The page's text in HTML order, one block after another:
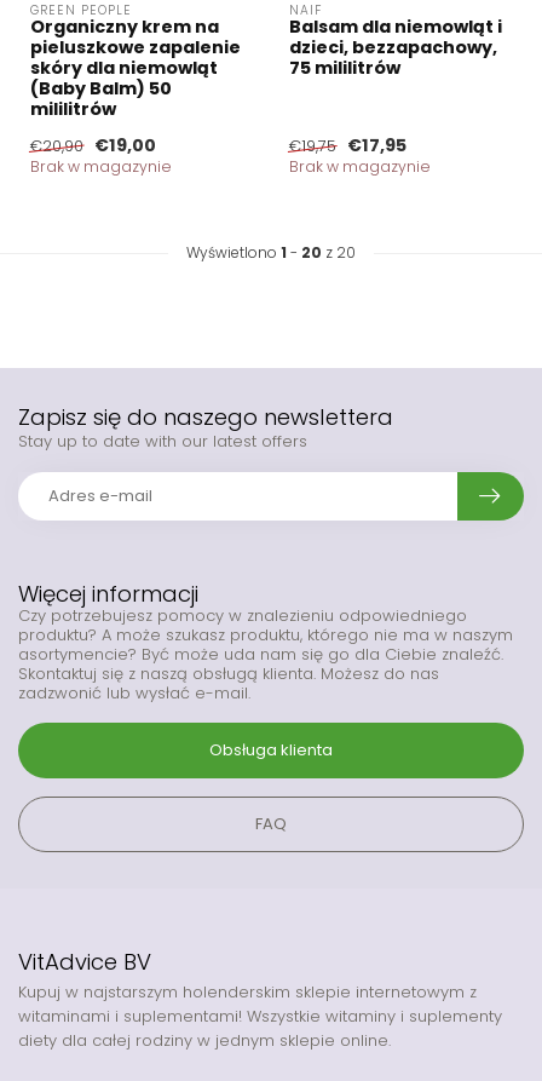
GREEN PEOPLE
Organiczny krem na
pieluszkowe zapalenie
skóry dla niemowląt
(Baby Balm) 50
mililitrów
€20,90 €19,00
Brak w magazynie
NAIF
Balsam dla niemowląt i
dzieci, bezzapachowy,
75 mililitrów
€19,75 €17,95
Brak w magazynie
Wyświetlono 1 - 20 z 20
Więcej informacji
Czy potrzebujesz pomocy w znalezieniu odpowiedniego
produktu? A może szukasz produktu, którego nie ma w naszym
asortymencie? Być może uda nam się go dla Ciebie znaleźć.
Skontaktuj się z naszą obsługą klienta. Możesz do nas
zadzwonić lub wysłać e-mail.
Obsługa klienta
FAQ
Zapisz się do naszego newslettera
Stay up to date with our latest offers
VitAdvice BV
Kupuj w najstarszym holenderskim sklepie internetowym z
witaminami i suplementami! Wszystkie witaminy i suplementy
diety dla całej rodziny w jednym sklepie online.